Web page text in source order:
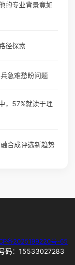
的专业背景竟如
径探索
急难愁盼问题
，57%就读于理
合成评选新趋势
备2025199220号-65
码：15533027283